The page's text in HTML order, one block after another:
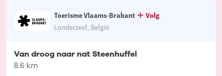
Toerisme Vlaams-Brabant
Volg
Londerzeel, België
Van droog naar nat Steenhuffel
8.6 km